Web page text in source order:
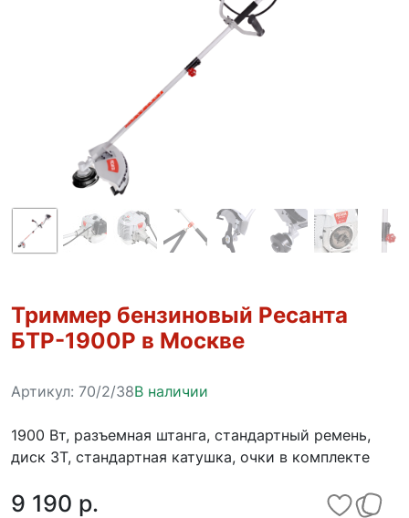
Триммер бензиновый Ресанта
БТР-1900Р в Москве
Артикул: 70/2/38В наличии
1900 Вт, разъемная штанга, стандартный ремень,
диск 3Т, стандартная катушка, очки в комплекте
9 190 p.